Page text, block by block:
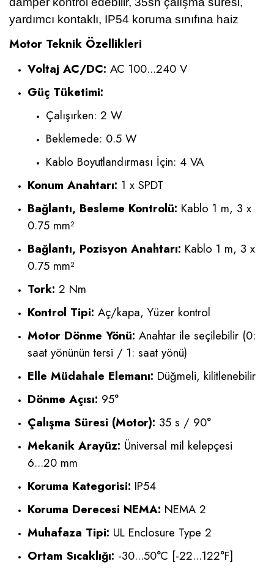
yardımcı kontaklı, IP54 koruma sınıfına haiz
Motor Teknik Özellikleri
Voltaj AC/DC: AC 100...240 V
Güç Tüketimi:
Çalışırken: 2 W
Beklemede: 0.5 W
Kablo Boyutlandırması İçin: 4 VA
Konum Anahtarı: 1 x SPDT
Bağlantı, Besleme Kontrolü: Kablo 1 m, 3 x
0.75 mm²
Bağlantı, Pozisyon Anahtarı: Kablo 1 m, 3 x
0.75 mm²
Tork: 2 Nm
Kontrol Tipi: Aç/kapa, Yüzer kontrol
Motor Dönme Yönü: Anahtar ile seçilebilir (0:
saat yönünün tersi / 1: saat yönü)
Elle Müdahale Elemanı: Düğmeli, kilitlenebilir
Dönme Açısı: 95°
Çalışma Süresi (Motor): 35 s / 90°
Mekanik Arayüz: Üniversal mil kelepçesi
6...20 mm
Koruma Kategorisi: IP54
Koruma Derecesi NEMA: NEMA 2
Muhafaza Tipi: UL Enclosure Type 2
Ortam Sıcaklığı: -30...50°C [-22...122°F]